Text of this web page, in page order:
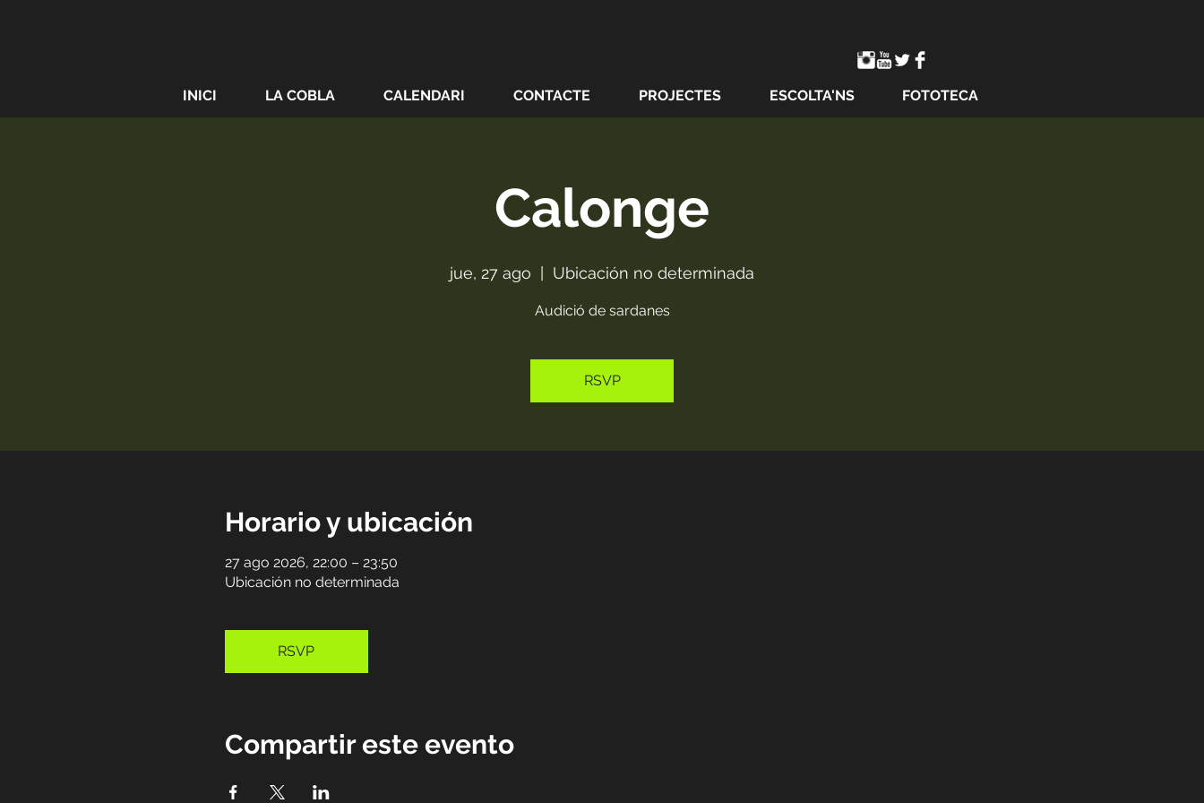
INICI LA COBLA CALENDARI CONTACTE PROJECTES ESCOLTA'NS FOTOTECA
Calonge
jue, 27 ago Ubicación no determinada
Audició de sardanes
RSVP
Horario y ubicación
27 ago 2026, 22:00 – 23:50
Ubicación no determinada
RSVP
Compartir este evento